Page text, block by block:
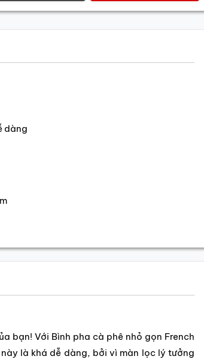
dàng
bạn! Với Bình pha cà phê nhỏ gọn French
là khá dễ dàng, bởi vì màn lọc lý tưởng